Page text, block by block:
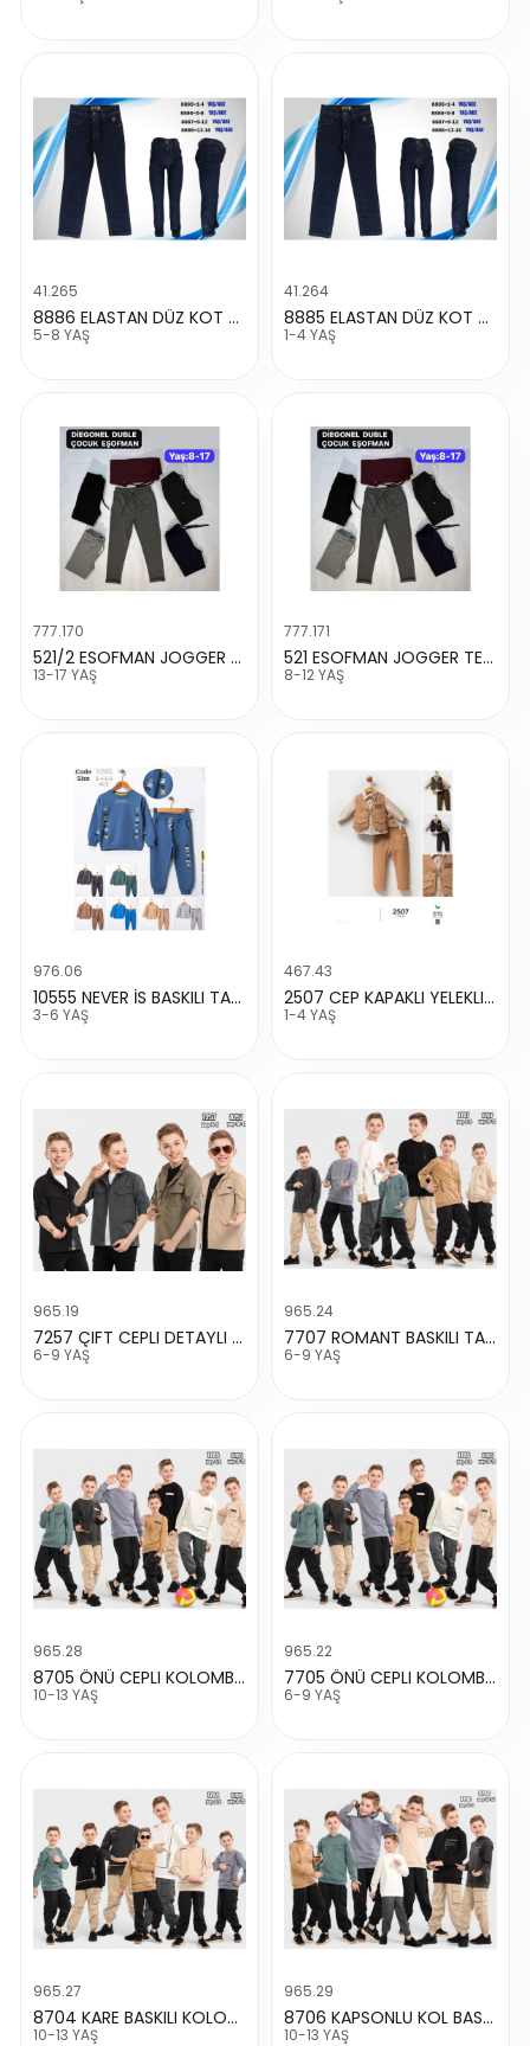
41.265
8886 ELASTAN DÜZ KOT PANTALON
5-8 YAŞ
41.264
8885 ELASTAN DÜZ KOT PANTALON
1-4 YAŞ
777.170
521/2 ESOFMAN JOGGER TEK ALT
13-17 YAŞ
777.171
521 ESOFMAN JOGGER TEK ALT
8-12 YAŞ
976.06
10555 NEVER İS BASKILI TAKIM
3-6 YAŞ
467.43
2507 CEP KAPAKLI YELEKLI TAKIM
1-4 YAŞ
965.19
7257 ÇIFT CEPLI DETAYLI GÖMLEK TAKIM
6-9 YAŞ
965.24
7707 ROMANT BASKILI TAKIM
6-9 YAŞ
965.28
8705 ÖNÜ CEPLI KOLOMBIYA TAKIM
10-13 YAŞ
965.22
7705 ÖNÜ CEPLI KOLOMBIYA TAKIM
6-9 YAŞ
965.27
8704 KARE BASKILI KOLOMBİYA TAKIM
10-13 YAŞ
965.29
8706 KAPSONLU KOL BASKILI TAKIM
10-13 YAŞ